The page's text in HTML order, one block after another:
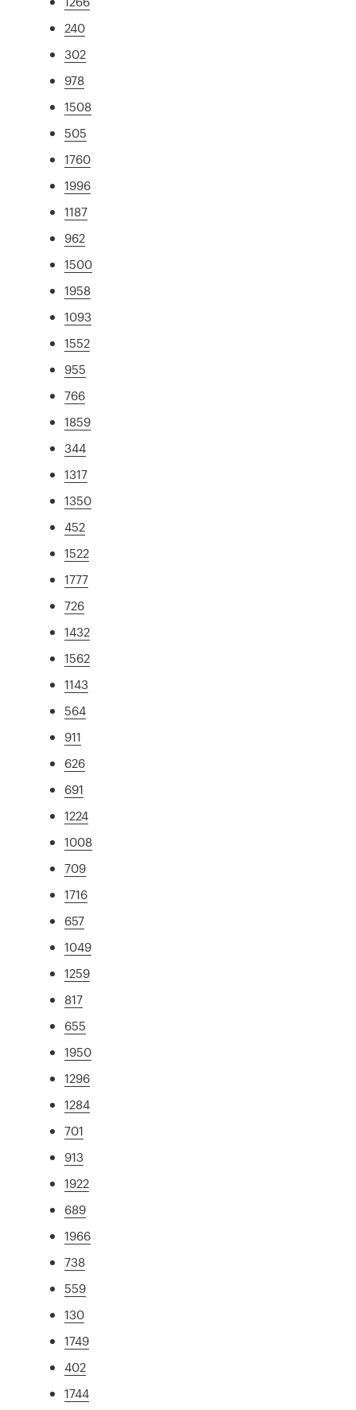
240
302
978
1508
505
1760
1996
1187
962
1500
1958
1093
1552
955
766
1859
344
1317
1350
452
1522
1777
726
1432
1562
1143
564
911
626
691
1224
1008
709
1716
657
1049
1259
817
655
1950
1296
1284
701
913
1922
689
1966
738
559
130
1749
402
1744